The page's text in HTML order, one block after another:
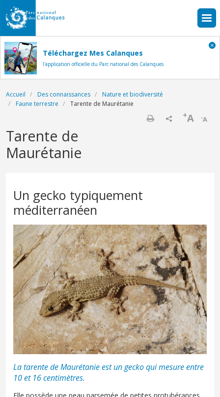
Aller au contenu principal
Téléchargez Mes Calanques
l'application officielle du Parc national des Calanques
Fil d'Ariane
Accueil Des connaissances
Nature et biodiversité
Faune terrestre
Tarente de Maurétanie
-A
+A
Tarente de
Maurétanie
Un gecko typiquement
méditerranéen
La tarente de Maurétanie est un gecko qui mesure entre
10 et 16 centimètres.
Elle possède une peau parsemée de petites protubérances